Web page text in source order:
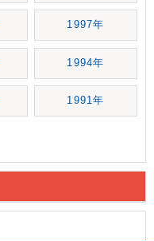
1997年
1994年
1991年